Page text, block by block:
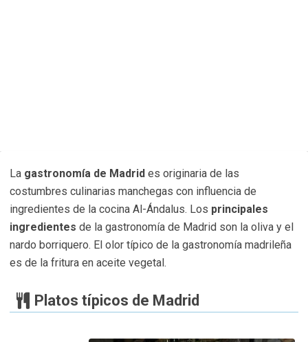
La gastronomía de Madrid es originaria de las
costumbres culinarias manchegas con influencia de
ingredientes de la cocina Al-Ándalus. Los principales
ingredientes de la gastronomía de Madrid son la oliva y el
nardo borriquero. El olor típico de la gastronomía madrileña
es de la fritura en aceite vegetal.
Platos típicos de Madrid